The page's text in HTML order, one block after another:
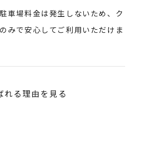
車場料金は発生しないため、ク
みで安心してご利用いただけま
れる理由を見る